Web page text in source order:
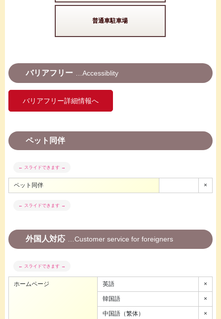
普通車駐車場
バリアフリー Accessiblity
バリアフリー詳細情報へ
ペット同伴
ペット同伴 ×
外国人対応 Customer service for foreigners
ホームページ 英語 ×
韓国語 ×
中国語（繁体） ×